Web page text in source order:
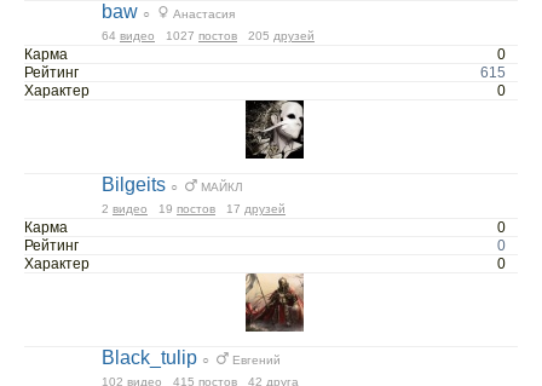
baw ○
Анастасия
64 видео 1027 постов 205 друзей
Карма
0
Рейтинг
615
Характер
0
Bilgeits ○
МАЙКЛ
2 видео 19 постов 17 друзей
Карма
0
Рейтинг
0
Характер
0
Black_tulip ○
Евгений
102 видео 415 постов 42 друга